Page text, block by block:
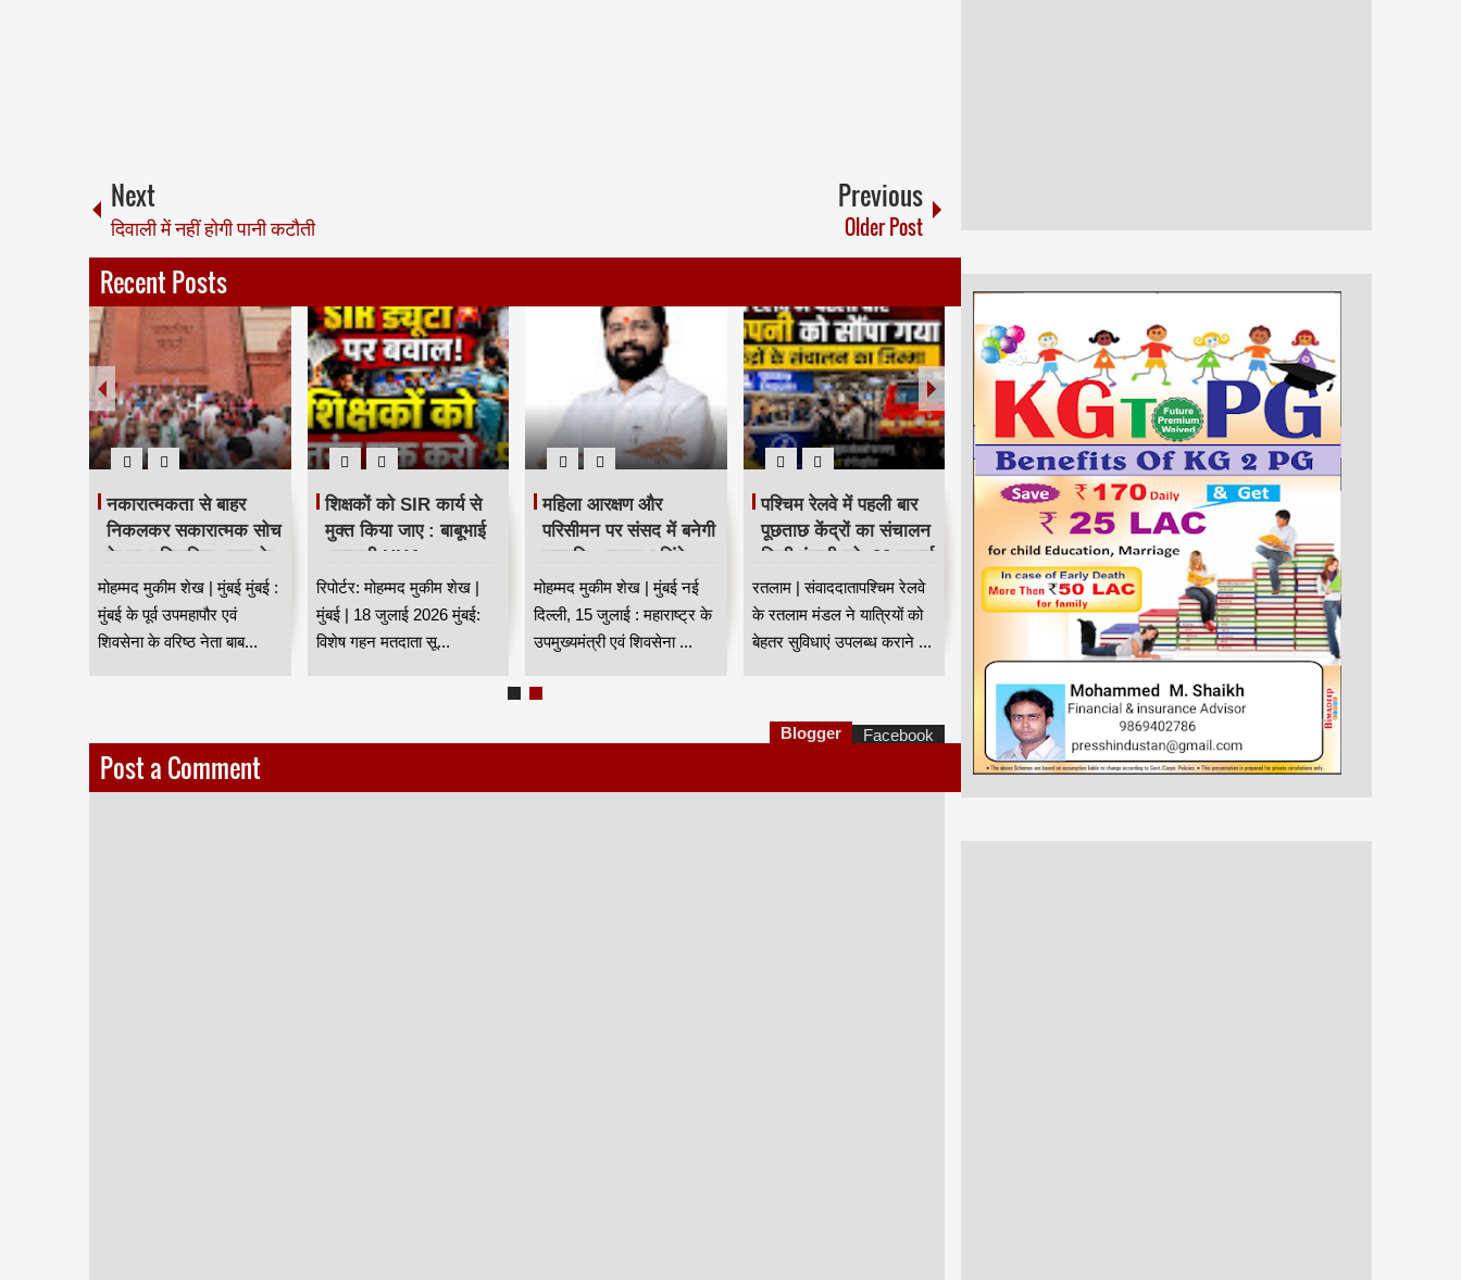
Next
दिवाली में नहीं होगी पानी कटौती
Previous
Older Post
Recent Posts
नकारात्मकता से बाहर
निकलकर सकारात्मक सोच
के साथ विकसित भारत के
निर्माण का संकल्प लें :
बाबूभाई भवानजी HKA
मोहम्मद मुकीम शेख | मुंबई मुंबई :
मुंबई के पूर्व उपमहापौर एवं
शिवसेना के वरिष्ठ नेता बाब...
शिक्षकों को SIR कार्य से
मुक्त किया जाए : बाबूभाई
भवानजी HKA
रिपोर्टर: मोहम्मद मुकीम शेख |
मुंबई | 18 जुलाई 2026 मुंबई:
विशेष गहन मतदाता सू...
महिला आरक्षण और
परिसीमन पर संसद में बनेगी
सहमति : एकनाथ शिंदे
HKA
मोहम्मद मुकीम शेख | मुंबई नई
दिल्ली, 15 जुलाई : महाराष्ट्र के
उपमुख्यमंत्री एवं शिवसेना ...
पश्चिम रेलवे में पहली बार
पूछताछ केंद्रों का संचालन
निजी कंपनी को, 20 जुलाई
से नई व्यवस्था लागू HKA
रतलाम | संवाददातापश्चिम रेलवे
के रतलाम मंडल ने यात्रियों को
बेहतर सुविधाएं उपलब्ध कराने ...
Post a Comment
Blogger Facebook